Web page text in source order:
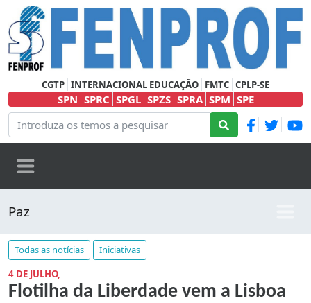
CGTP INTERNACIONAL EDUCAÇÃO FMTC CPLP-SE
SPN SPRC SPGL SPZS SPRA SPM SPE
Paz
Todas as notícias
Iniciativas
4 DE JULHO,
Flotilha da Liberdade vem a Lisboa